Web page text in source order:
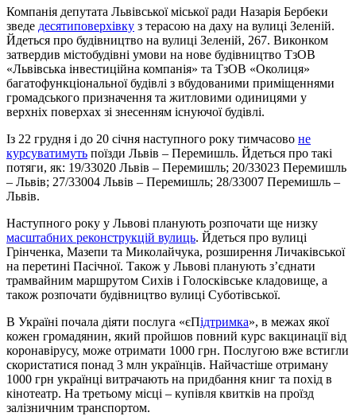
Компанія депутата Львівської міської ради Назарія Бербеки
зведе десятиповерхівку з терасою на даху на вулиці Зеленій.
Йдеться про будівництво на вулиці Зеленій, 267. Виконком
затвердив містобудівні умови на нове будівництво ТзОВ
«Львівська інвестиційна компанія» та ТзОВ «Околиця»
багатофункціональної будівлі з вбудованими приміщеннями
громадського призначення та житловими одиницями у
верхніх поверхах зі знесенням існуючої будівлі.
Із 22 грудня і до 20 січня наступного року тимчасово не
курсуватимуть поїзди Львів – Перемишль. Йдеться про такі
потяги, як: 19/33020 Львів – Перемишль; 20/33023 Перемишль
– Львів; 27/33004 Львів – Перемишль; 28/33007 Перемишль –
Львів.
Наступного року у Львові планують розпочати ще низку
масштабних реконструкцій вулиць. Йдеться про вулиці
Грінченка, Мазепи та Миколайчука, розширення Личаківської
на перетині Пасічної. Також у Львові планують з’єднати
трамвайним маршрутом Сихів і Голосківське кладовище, а
також розпочати будівництво вулиці Суботівської.
В Україні почала діяти послуга «єПідтримка», в межах якої
кожен громадянин, який пройшов повний курс вакцинації від
коронавірусу, може отримати 1000 грн. Послугою вже встигли
скористатися понад 3 млн українців. Найчастіше отриману
1000 грн українці витрачають на придбання книг та похід в
кінотеатр. На третьому місці – купівля квитків на проїзд
залізничним транспортом.